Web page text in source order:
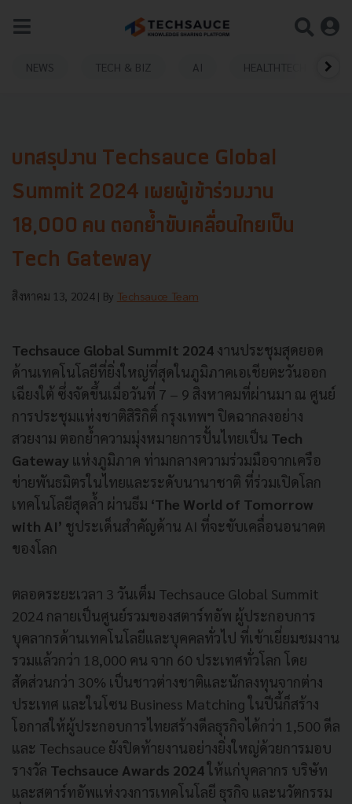
NEWS TECH & BIZ AI HEALTHTECH
บทสรุปงาน Techsauce Global
Summit 2024 เผยผู้เข้าร่วมงาน
18,000 คน ตอกย้ำขับเคลื่อนไทยเป็น
Tech Gateway
สิงหาคม 13, 2024 | By Techsauce Team
Techsauce Global Summit 2024 งานประชุมสุดยอด
ด้านเทคโนโลยีที่ยิ่งใหญ่ที่สุดในภูมิภาคเอเชียตะวันออก
เฉียงใต้ ซึ่งจัดขึ้นเมื่อวันที่ 7 – 9 สิงหาคมที่ผ่านมา ณ ศูนย์
การประชุมแห่งชาติสิริกิติ์ กรุงเทพฯ ปิดฉากลงอย่าง
สวยงาม ตอกย้ำความมุ่งหมายการปั้นไทยเป็น Tech
Gateway แห่งภูมิภาค ท่ามกลางความร่วมมือจากเครือ
ข่ายพันธมิตรในไทยและระดับนานาชาติ ที่ร่วมเปิดโลก
เทคโนโลยีสุดล้ำ ผ่านธีม ‘The World of Tomorrow
with AI’ ชูประเด็นสำคัญด้าน AI ที่จะขับเคลื่อนอนาคต
ของโลก
ตลอดระยะเวลา 3 วันเต็ม Techsauce Global Summit
2024 กลายเป็นศูนย์รวมของสตาร์ทอัพ ผู้ประกอบการ
บุคลากรด้านเทคโนโลยีและบุคคลทั่วไป ที่เข้าเยี่ยมชมงาน
รวมแล้วกว่า 18,000 คน จาก 60 ประเทศทั่วโลก โดย
สัดส่วนกว่า 30% เป็นชาวต่างชาติและนักลงทุนจากต่าง
ประเทศ และในโซน Business Matching ในปีนี้ก็สร้าง
โอกาสให้ผู้ประกอบการไทยสร้างดีลธุรกิจได้กว่า 1,500 ดีล
และ Techsauce ยังปิดท้ายงานอย่างยิ่งใหญ่ด้วยการมอบ
รางวัล Techsauce Awards 2024ให้แก่บุคลากร บริษัท
และสตาร์ทอัพแห่งวงการเทคโนโลยี ธุรกิจ และนวัตกรรม